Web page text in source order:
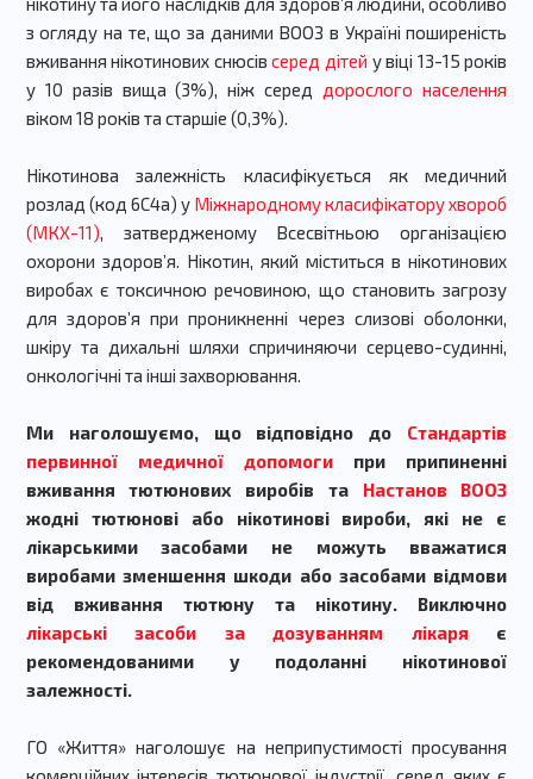
з огляду на те, що за даними ВООЗ в Україні поширеність
вживання нікотинових снюсівсеред дітей у віці 13-15 років
у 10 разів вища (3%), ніж серед дорослого населення
віком 18 років та старшіе (0,3%).
Нікотинова залежність класифікується як медичний
розлад (код 6С4а) у Міжнародному класифікатору хвороб
(МКХ-11), затвердженому Всесвітньою організацією
охорони здоров’я. Нікотин, який міститься в нікотинових
виробах є токсичною речовиною, що становить загрозу
для здоров’я при проникненні через слизові оболонки,
шкіру та дихальні шляхи спричиняючи серцево-судинні,
онкологічні та інші захворювання.
Ми наголошуємо, що відповідно до Стандартів
первинної медичної допомоги при припиненні
вживання тютюнових виробів та Настанов ВООЗ
жодні тютюнові або нікотинові вироби, які не є
лікарськими засобами не можуть вважатися
виробами зменшення шкоди або засобами відмови
від вживання тютюну та нікотину. Виключно
лікарські засоби за дозуванням лікаря є
рекомендованими у подоланні нікотинової
залежності.
ГО «Життя» наголошує на неприпустимості просування